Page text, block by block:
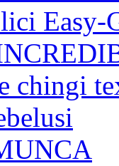
Easy-
chingi